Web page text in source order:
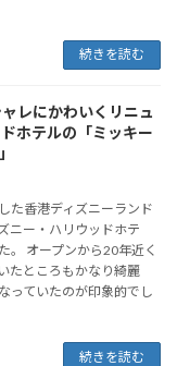
続きを読む
ャレにかわいくリニュ
ホテルの「ミッキー
た香港ディズニーランド
ニー・ハリウッドホテ
。 オープンから20年近く
たところもかなり綺麗
っていたのが印象的でし
続きを読む